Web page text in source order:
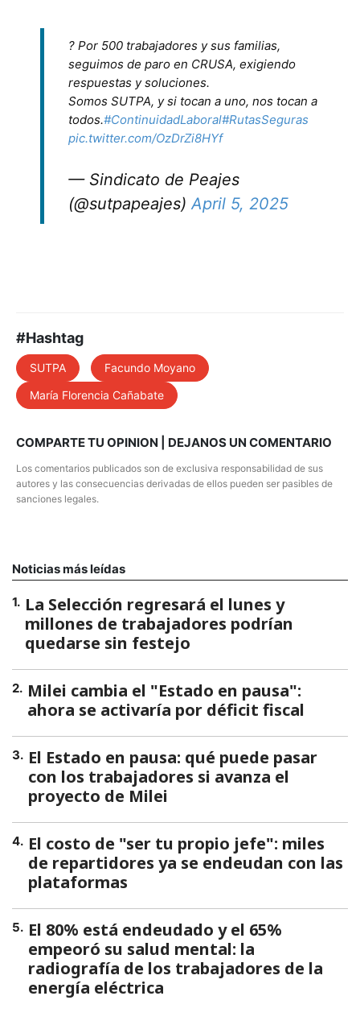
? Por 500 trabajadores y sus familias,
seguimos de paro en CRUSA, exigiendo
respuestas y soluciones.
Somos SUTPA, y si tocan a uno, nos tocan a
todos.#ContinuidadLaboral#RutasSeguras
pic.twitter.com/OzDrZi8HYf
— Sindicato de Peajes
(@sutpapeajes)April 5, 2025
#Hashtag
SUTPA
Facundo Moyano
María Florencia Cañabate
COMPARTE TU OPINION | DEJANOS UN COMENTARIO
Los comentarios publicados son de exclusiva responsabilidad de sus
autores y las consecuencias derivadas de ellos pueden ser pasibles de
sanciones legales.
Noticias más leídas
1. La Selección regresará el lunes y
millones de trabajadores podrían
quedarse sin festejo
2. Milei cambia el "Estado en pausa":
ahora se activaría por déficit fiscal
3. El Estado en pausa: qué puede pasar
con los trabajadores si avanza el
proyecto de Milei
4. El costo de "ser tu propio jefe": miles
de repartidores ya se endeudan con las
plataformas
5. El 80% está endeudado y el 65%
empeoró su salud mental: la
radiografía de los trabajadores de la
energía eléctrica